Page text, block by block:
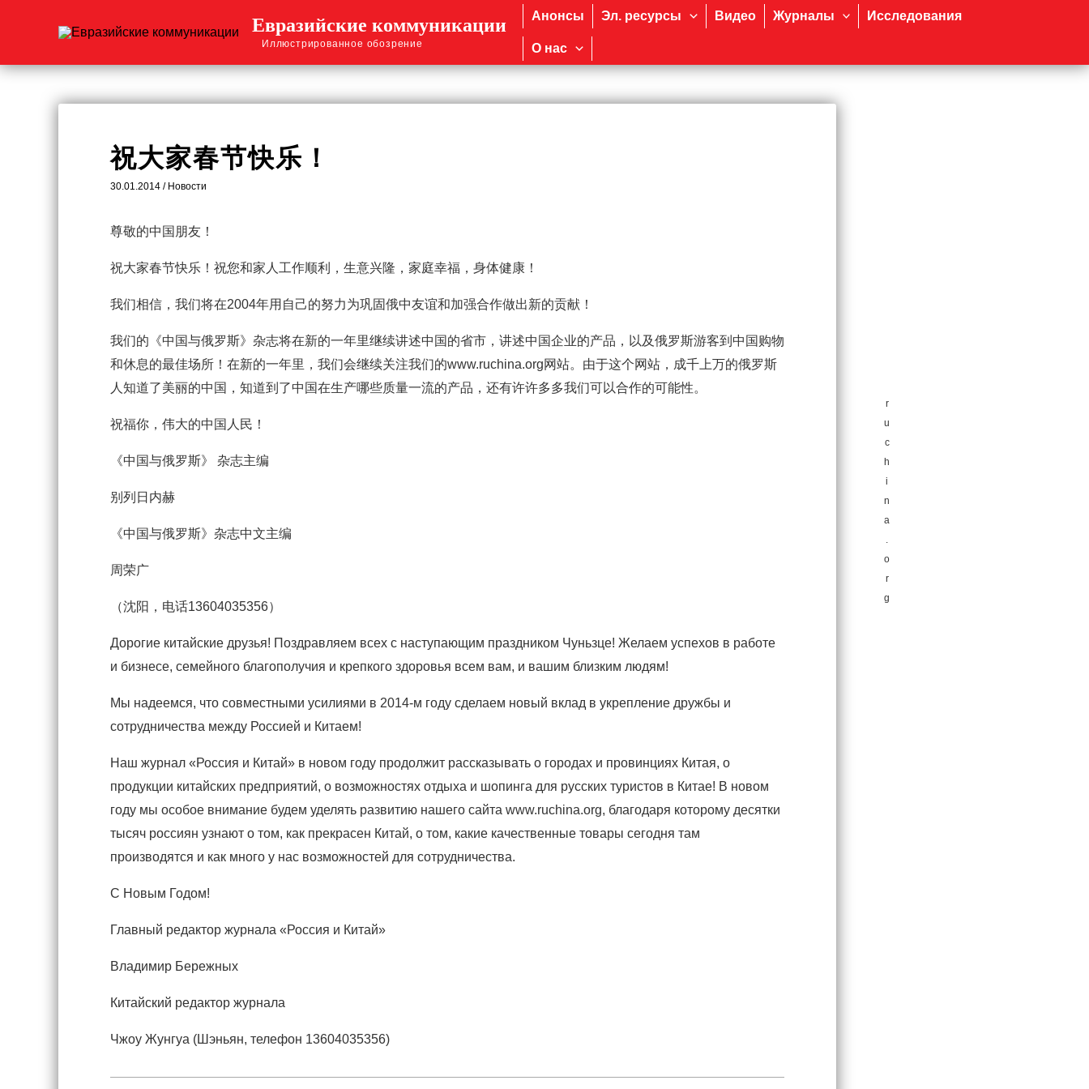
Евразийские коммуникации
Иллюстрированное обозрение
Анонсы Эл. ресурсы Видео Журналы Исследования
О нас
祝大家春节快乐！
30.01.2014 / Новости
尊敬的中国朋友！
祝大家春节快乐！祝您和家人工作顺利，生意兴隆，家庭幸福，身体健康！
我们相信，我们将在2004年用自己的努力为巩固俄中友谊和加强合作做出新的贡献！
我们的《中国与俄罗斯》杂志将在新的一年里继续讲述中国的省市，讲述中国企业的产品，以及俄罗斯游客到中国购物
和休息的最佳场所！在新的一年里，我们会继续关注我们的www.ruchina.org网站。由于这个网站，成千上万的俄罗斯
人知道了美丽的中国，知道到了中国在生产哪些质量一流的产品，还有许许多多我们可以合作的可能性。
祝福你，伟大的中国人民！
《中国与俄罗斯》 杂志主编
别列日内赫
《中国与俄罗斯》杂志中文主编
周荣广
（沈阳，电话13604035356）
Дорогие китайские друзья! Поздравляем всех с наступающим праздником Чуньзце! Желаем успехов в работе
и бизнесе, семейного благополучия и крепкого здоровья всем вам, и вашим близким людям!
Мы надеемся, что совместными усилиями в 2014-м году сделаем новый вклад в укрепление дружбы и
сотрудничества между Россией и Китаем!
Наш журнал «Россия и Китай» в новом году продолжит рассказывать о городах и провинциях Китая, о
продукции китайских предприятий, о возможностях отдыха и шопинга для русских туристов в Китае! В новом
году мы особое внимание будем уделять развитию нашего сайта www.ruchina.org, благодаря которому десятки
тысяч россиян узнают о том, как прекрасен Китай, о том, какие качественные товары сегодня там
производятся и как много у нас возможностей для сотрудничества.
С Новым Годом!
Главный редактор журнала «Россия и Китай»
Владимир Бережных
Китайский редактор журнала
Чжоу Жунгуа (Шэньян, телефон 13604035356)
r
u
c
h
i
n
a
.
o
r
g